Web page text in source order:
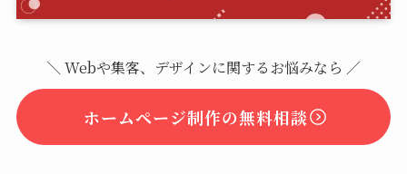
＼ Webや集客、デザインに関するお悩みなら ／
ホームページ制作の無料相談